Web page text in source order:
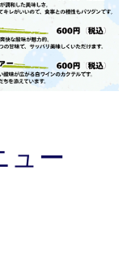
ュー